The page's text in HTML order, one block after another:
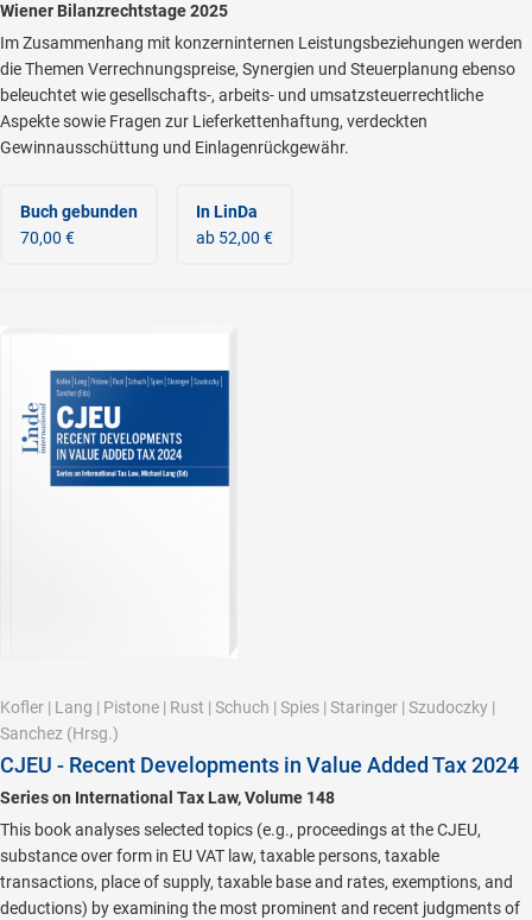
Wiener Bilanzrechtstage 2025
Im Zusammenhang mit konzerninternen Leistungsbeziehungen werden
die Themen Verrechnungspreise, Synergien und Steuerplanung ebenso
beleuchtet wie gesellschafts-, arbeits- und umsatzsteuerrechtliche
Aspekte sowie Fragen zur Lieferkettenhaftung, verdeckten
Gewinnausschüttung und Einlagenrückgewähr.
Buch gebunden
70,00 €
In LinDa
ab 52,00 €
Kofler | Lang | Pistone | Rust | Schuch | Spies | Staringer | Szudoczky |
Sanchez (Hrsg.)
CJEU - Recent Developments in Value Added Tax 2024
Series on International Tax Law, Volume 148
This book analyses selected topics (e.g., proceedings at the CJEU,
substance over form in EU VAT law, taxable persons, taxable
transactions, place of supply, taxable base and rates, exemptions, and
deductions) by examining the most prominent and recent judgments of